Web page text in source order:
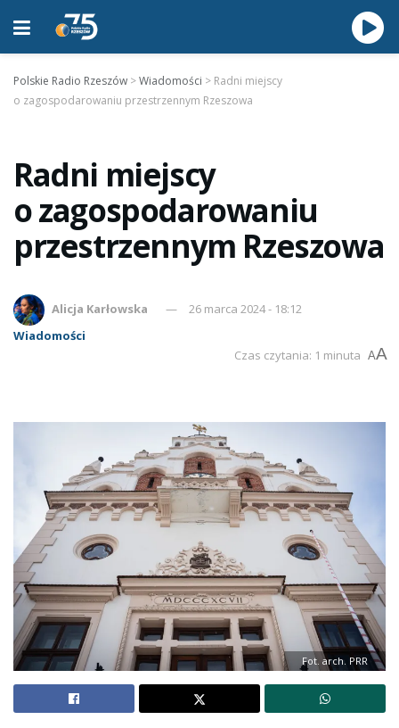
Polskie Radio Rzeszów >Wiadomości > Radni miejscy
o zagospodarowaniu przestrzennym Rzeszowa
Radni miejscy
o zagospodarowaniu
przestrzennym Rzeszowa
Alicja Karłowska
26 marca 2024 - 18:12
Wiadomości
Czas czytania: 1 minuta AA
Fot. arch. PRR